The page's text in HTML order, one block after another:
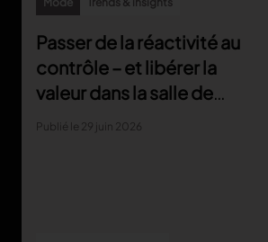
Passer de la réactivité au
contrôle – et libérer la
valeur dans la salle de
coupe
Publié le 29 juin 2026